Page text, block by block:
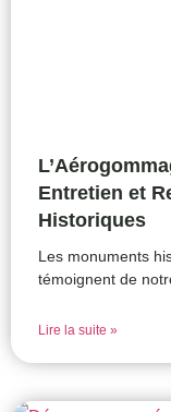
Entretien et
Historiques
Les monuments
témoignent de
Lire la suite »